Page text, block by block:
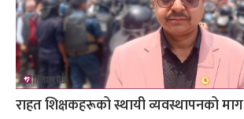
राहत शिक्षकहरूको स्थायी व्यवस्थापनको माग